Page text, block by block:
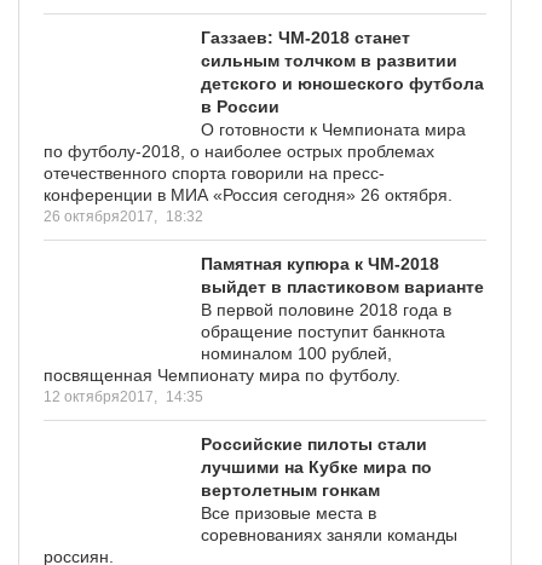
Газзаев: ЧМ-2018 станет
сильным толчком в развитии
детского и юношеского футбола
в России
О готовности к Чемпионата мира
по футболу-2018, о наиболее острых проблемах
отечественного спорта говорили на пресс-
конференции в МИА «Россия сегодня» 26 октября.
26 октября2017, 18:32
Памятная купюра к ЧМ-2018
выйдет в пластиковом варианте
В первой половине 2018 года в
обращение поступит банкнота
номиналом 100 рублей,
посвященная Чемпионату мира по футболу.
12 октября2017, 14:35
Российские пилоты стали
лучшими на Кубке мира по
вертолетным гонкам
Все призовые места в
соревнованиях заняли команды
россиян.